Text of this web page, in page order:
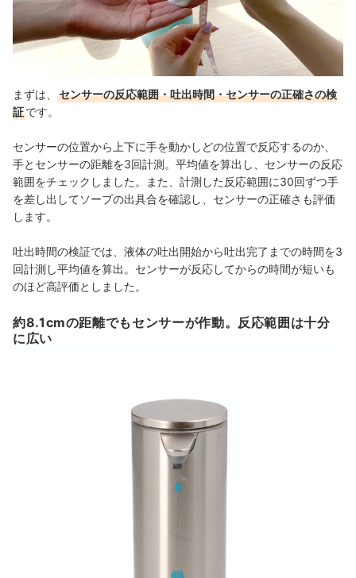
まずは、
センサーの反応範囲・吐出時間・センサーの正確さの検
証です。
センサーの位置から上下に手を動かしどの位置で反応するのか、
手とセンサーの距離を3回計測。平均値を算出し、センサーの反応
範囲をチェックしました。また、計測した反応範囲に30回ずつ手
を差し出してソープの出具合を確認し、センサーの正確さも評価
します。
吐出時間の検証では、液体の吐出開始から吐出完了までの時間を3
回計測し平均値を算出。センサーが反応してからの時間が短いも
のほど高評価としました。
約8.1cmの距離でもセンサーが作動。反応範囲は十分
に広い